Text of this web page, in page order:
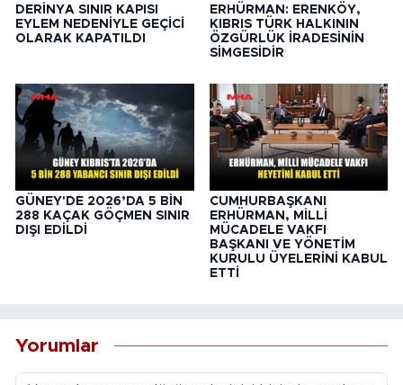
DERİNYA SINIR KAPISI
EYLEM NEDENİYLE GEÇİCİ
OLARAK KAPATILDI
ERHÜRMAN: ERENKÖY,
KIBRIS TÜRK HALKININ
ÖZGÜRLÜK İRADESİNİN
SİMGESİDİR
GÜNEY'DE 2026’DA 5 BİN
288 KAÇAK GÖÇMEN SINIR
DIŞI EDİLDİ
CUMHURBAŞKANI
ERHÜRMAN, MİLLİ
MÜCADELE VAKFI
BAŞKANI VE YÖNETİM
KURULU ÜYELERİNİ KABUL
ETTİ
Yorumlar